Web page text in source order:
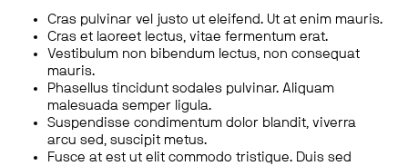
Cras pulvinar vel justo ut eleifend. Ut at enim mauris.
Cras et laoreet lectus, vitae fermentum erat.
Vestibulum non bibendum lectus, non consequat
mauris.
Phasellus tincidunt sodales pulvinar. Aliquam
malesuada semper ligula.
Suspendisse condimentum dolor blandit, viverra
arcu sed, suscipit metus.
Fusce at est ut elit commodo tristique. Duis sed